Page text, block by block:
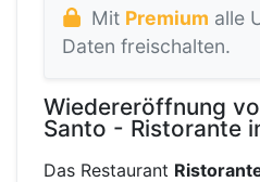
Mit Premium alle
Daten freischalten.
Wiedereröffnung
Santo - Ristorante
Das Restaurant